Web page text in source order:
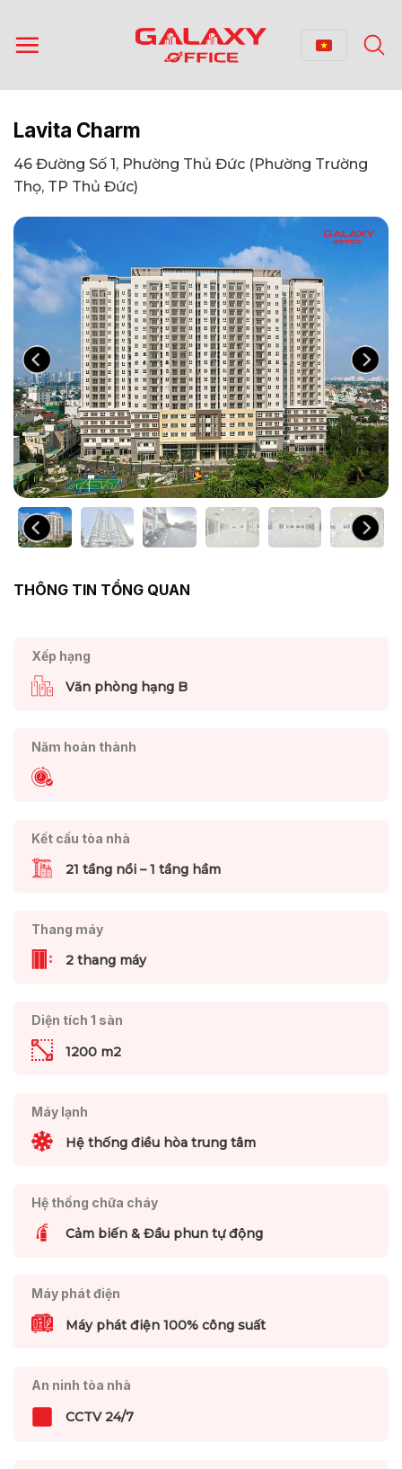
qua
nội
Lavita Charm
46 Đường Số 1, Phường Thủ Đức (Phường Trường
Thọ, TP Thủ Đức)
THÔNG TIN TỔNG QUAN
Xếp hạng
Văn phòng hạng B
Năm hoàn thành
Kết cấu tòa nhà
21 tầng nổi – 1 tầng hầm
Thang máy
2 thang máy
Diện tích 1 sàn
1200 m2
Máy lạnh
Hệ thống điều hòa trung tâm
Hệ thống chữa cháy
Cảm biến & Đầu phun tự động
Máy phát điện
Máy phát điện 100% công suất
An ninh tòa nhà
CCTV 24/7